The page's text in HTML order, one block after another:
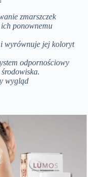
zmarszczek
ponownemu
wyrównuje jej koloryt
odpornościowy
wygląd